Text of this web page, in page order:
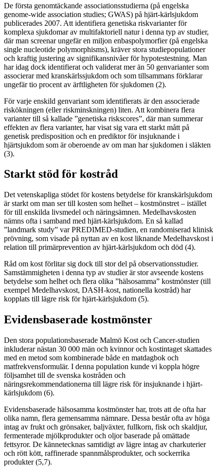
De första genomtäckande associationsstudierna (på engelska
genome-wide association studies; GWAS) på hjärt-kärlsjukdom
publicerades 2007. Att identifiera genetiska riskvarianter för
komplexa sjukdomar av multifaktoriell natur i denna typ av studier,
där man screenar ungefär en miljon enbaspolymorfier (på engelska
single nucleotide polymorphisms), kräver stora studiepopulationer
och kraftig justering av signifikansnivåer för hypotestestning. Man
har idag dock identifierat och validerat mer än 50 genvarianter som
associerar med kranskärlssjukdom och som tillsammans förklarar
ungefär tio procent av ärftligheten för sjukdomen (2).
För varje enskild genvariant som identifierats är den associerade
riskökningen (eller riskminskningen) liten. Att kombinera flera
varianter till så kallade ”genetiska riskscores”, där man summerar
effekten av flera varianter, har visat sig vara ett starkt mått på
genetisk predisposition och en prediktor för insjuknande i
hjärtsjukdom som är oberoende av om man har sjukdomen i släkten
(3).
Starkt stöd för kostråd
Det vetenskapliga stödet för kostens betydelse för kranskärlsjukdom
är starkt om man ser till kosten som helhet – kostmönstret – istället
för till enskilda livsmedel och näringsämnen. Medelhavskosten
nämns ofta i samband med hjärt-kärlsjukdom. En så kallad
”landmark study” var PREDIMED-studien, en randomiserad klinisk
prövning, som visade på nyttan av en kost liknande Medelhavskost i
relation till primärprevention av hjärt-kärlsjukdom och död (4).
Råd om kost förlitar sig dock till stor del på observationsstudier.
Samstämmigheten i denna typ av studier är stor avseende kostens
betydelse som helhet och flera olika ”hälsosamma” kostmönster (till
exempel Medelhavskost, DASH-kost, nationella kostråd) har
kopplats till lägre risk för hjärt-kärlsjukdom (5).
Evidensbaserade kostmönster
Den stora populationsbaserade Malmö Kost och Cancer-studien
inkluderar nästan 30 000 män och kvinnor och kostintaget skattades
med en metod som kombinerade både en matdagbok och
matfrekvensformulär. I denna population kunde vi koppla högre
följsamhet till de svenska kostråden och
näringsrekommendationerna till lägre risk för insjuknande i hjärt-
kärlsjukdom (6).
Evidensbaserade hälsosamma kostmönster har, trots att de ofta har
olika namn, flera gemensamma nämnare. Dessa består ofta av höga
intag av frukt och grönsaker, baljväxter, fullkorn, fisk och skaldjur,
fermenterade mjölkprodukter och oljor baserade på omättade
fettsyror. De kännetecknas samtidigt av lägre intag av charkuterier
och rött kött, raffinerade spannmålsprodukter, och sockerrika
produkter (5,7).